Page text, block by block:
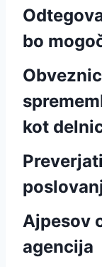
bo
kot
Ajpesov
agencija